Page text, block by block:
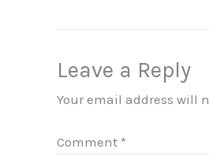
Leave a Reply
Your email address will
Comment *